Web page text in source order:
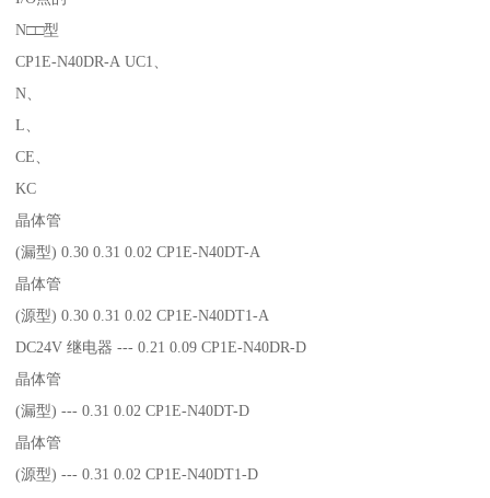
N□□型
CP1E-N40DR-A UC1、
N、
L、
CE、
KC
晶体管
(漏型) 0.30 0.31 0.02 CP1E-N40DT-A
晶体管
(源型) 0.30 0.31 0.02 CP1E-N40DT1-A
DC24V 继电器 --- 0.21 0.09 CP1E-N40DR-D
晶体管
(漏型) --- 0.31 0.02 CP1E-N40DT-D
晶体管
(源型) --- 0.31 0.02 CP1E-N40DT1-D